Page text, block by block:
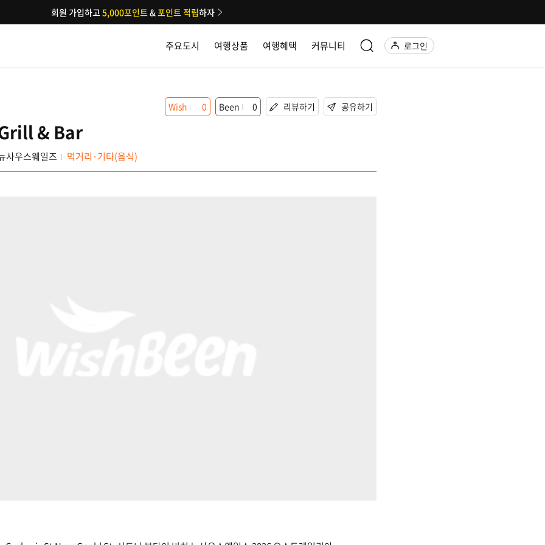
주요도시 여행상품 여행혜택 커뮤니티 로그인
회원 가입하고5,000포인트&포인트 적립하자
& Bar
사우스웨일즈 먹거리·기타(음식)
Wish 0 Been 0 리뷰하기 공유하기